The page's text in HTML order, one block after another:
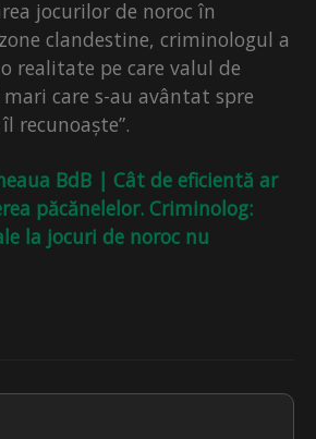
jocurilor de noroc în
clandestine, criminologul a
realitate pe care valul de
care s-au avântat spre
recunoaște”.
BdB | Cât de eficientă ar
păcănelelor. Criminolog:
la jocuri de noroc nu